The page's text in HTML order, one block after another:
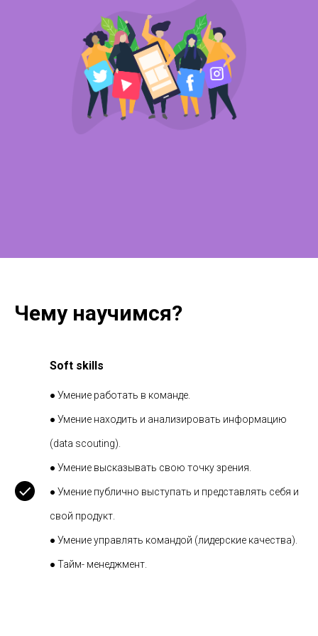
Чему научимся?
Soft skills
● Умение работать в команде.
● Умение находить и анализировать информацию
(data scouting).
● Умение высказывать свою точку зрения.
● Умение публично выступать и представлять себя и
свой продукт.
● Умение управлять командой (лидерские качества).
● Тайм- менеджмент.